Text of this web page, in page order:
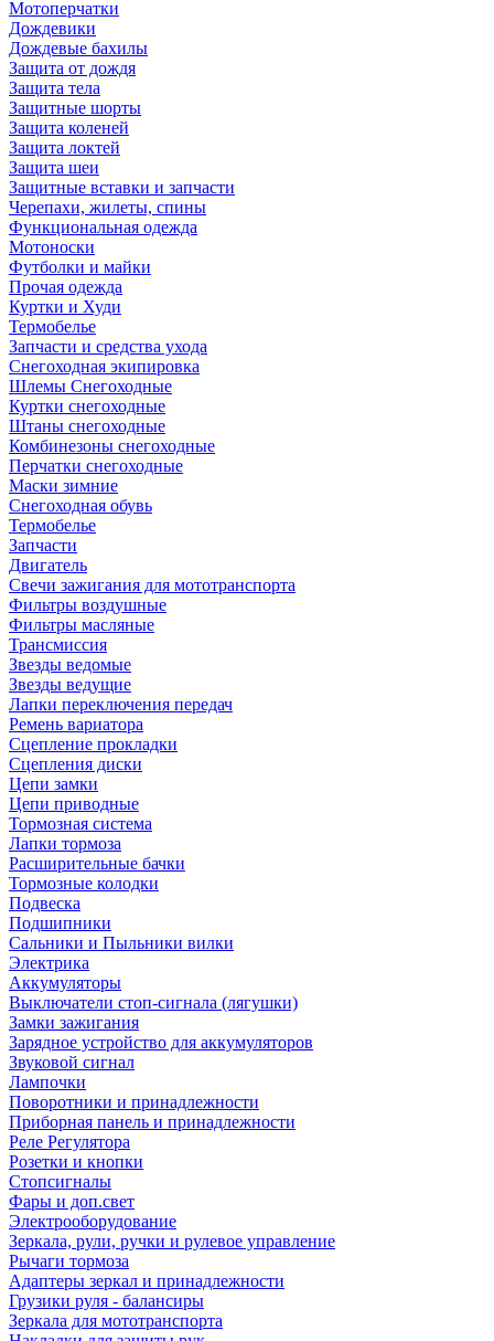
Мотоперчатки
Дождевики
Дождевые бахилы
Защита от дождя
Защита тела
Защитные шорты
Защита коленей
Защита локтей
Защита шеи
Защитные вставки и запчасти
Черепахи, жилеты, спины
Функциональная одежда
Мотоноски
Футболки и майки
Прочая одежда
Куртки и Худи
Термобелье
Запчасти и средства ухода
Снегоходная экипировка
Шлемы Снегоходные
Куртки снегоходные
Штаны снегоходные
Комбинезоны снегоходные
Перчатки снегоходные
Маски зимние
Снегоходная обувь
Термобелье
Запчасти
Двигатель
Свечи зажигания для мототранспорта
Фильтры воздушные
Фильтры масляные
Трансмиссия
Звезды ведомые
Звезды ведущие
Лапки переключения передач
Ремень вариатора
Сцепление прокладки
Сцепления диски
Цепи замки
Цепи приводные
Тормозная система
Лапки тормоза
Расширительные бачки
Тормозные колодки
Подвеска
Подшипники
Сальники и Пыльники вилки
Электрика
Аккумуляторы
Выключатели стоп-сигнала (лягушки)
Замки зажигания
Зарядное устройство для аккумуляторов
Звуковой сигнал
Лампочки
Поворотники и принадлежности
Приборная панель и принадлежности
Реле Регулятора
Розетки и кнопки
Стопсигналы
Фары и доп.свет
Электрооборудование
Зеркала, рули, ручки и рулевое управление
Рычаги тормоза
Адаптеры зеркал и принадлежности
Грузики руля - балансиры
Зеркала для мототранспорта